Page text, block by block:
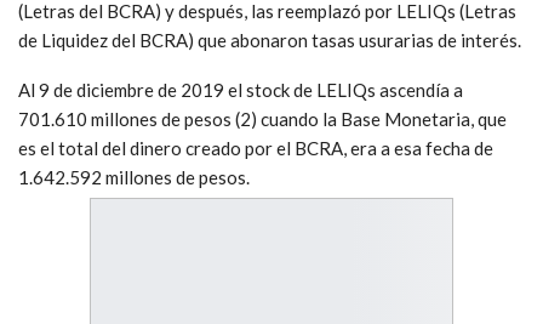
(Letras del BCRA) y después, las reemplazó por LELIQs (Letras
de Liquidez del BCRA) que abonaron tasas usurarias de interés.
Al 9 de diciembre de 2019 el stock de LELIQs ascendía a
701.610 millones de pesos (2) cuando la Base Monetaria, que
es el total del dinero creado por el BCRA, era a esa fecha de
1.642.592 millones de pesos.